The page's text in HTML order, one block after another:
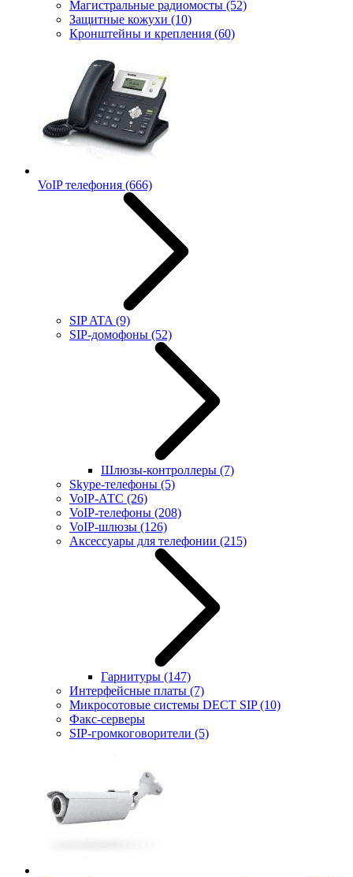
Магистральные радиомосты (52)
Защитные кожухи (10)
Кронштейны и крепления (60)
VoIP телефония (666)
SIP ATA (9)
SIP-домофоны (52)
Шлюзы-контроллеры (7)
Skype-телефоны (5)
VoIP-АТС (26)
VoIP-телефоны (208)
VoIP-шлюзы (126)
Аксессуары для телефонии (215)
Гарнитуры (147)
Интерфейсные платы (7)
Микросотовые системы DECT SIP(10)
Факс-серверы
SIP-громкоговорители (5)